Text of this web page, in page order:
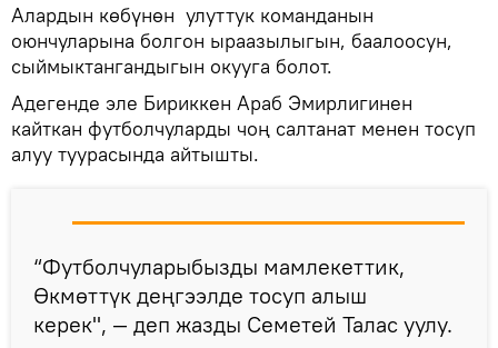
Алардын көбүнөн улуттук команданын
оюнчуларына болгон ыраазылыгын, баалоосун,
сыймыктангандыгын окууга болот.
Адегенде эле Бириккен Араб Эмирлигинен
кайткан футболчуларды чоң салтанат менен тосуп
алуу туурасында айтышты.
“Футболчуларыбызды мамлекеттик,
Өкмөттүк деңгээлде тосуп алыш
керек", — деп жазды Семетей Талас уулу.